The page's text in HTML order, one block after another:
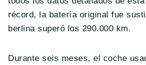
récord, la batería original fue
berlina superó los 290.000 km.
Durante seis meses, el coche